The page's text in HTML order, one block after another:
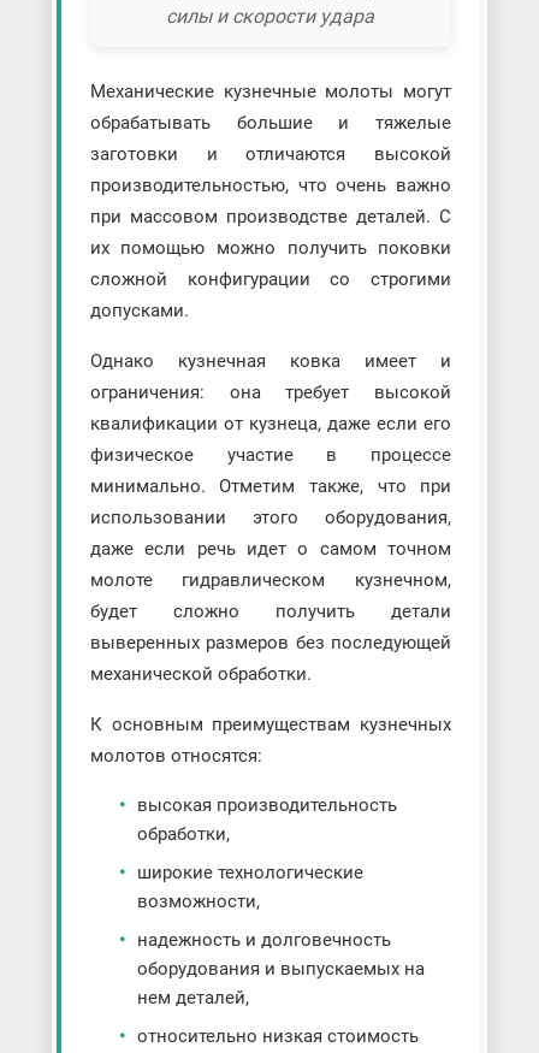
силы и скорости удара
Механические кузнечные молоты могут
обрабатывать большие и тяжелые
заготовки и отличаются высокой
производительностью, что очень важно
при массовом производстве деталей. С
их помощью можно получить поковки
сложной конфигурации со строгими
допусками.
Однако кузнечная ковка имеет и
ограничения: она требует высокой
квалификации от кузнеца, даже если его
физическое участие в процессе
минимально. Отметим также, что при
использовании этого оборудования,
даже если речь идет о самом точном
молоте гидравлическом кузнечном,
будет сложно получить детали
выверенных размеров без последующей
механической обработки.
К основным преимуществам кузнечных
молотов относятся:
высокая производительность
обработки,
широкие технологические
возможности,
надежность и долговечность
оборудования и выпускаемых на
нем деталей,
относительно низкая стоимость